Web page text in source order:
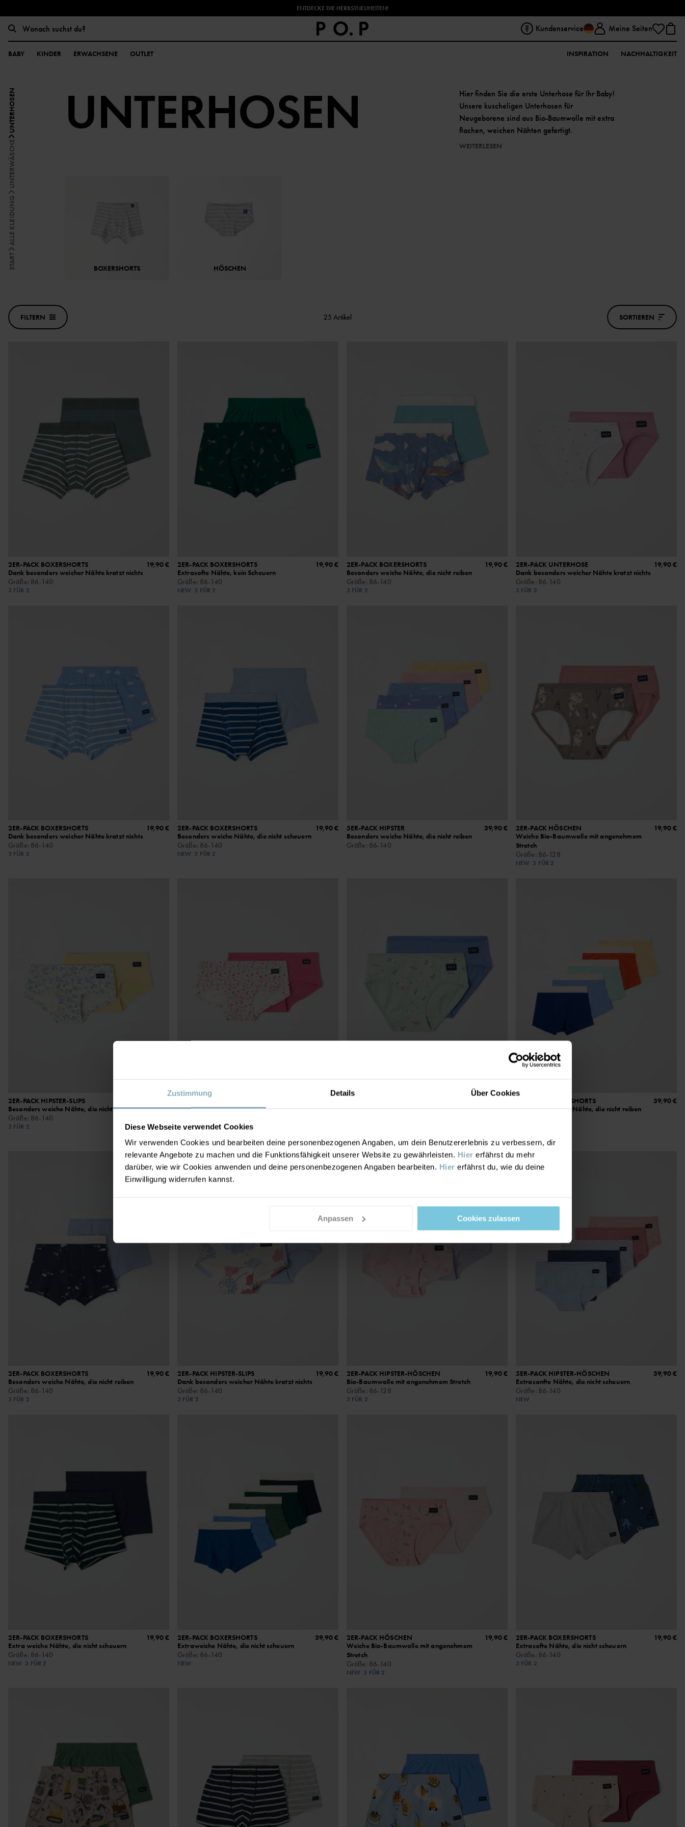
Zustimmung Details Über Cookies
Diese Webseite verwendet Cookies
Wir verwenden Cookies und bearbeiten deine personenbezogenen Angaben, um dein Benutzererlebnis zu verbessern, dir
relevante Angebote zu machen und die Funktionsfähigkeit unserer Website zu gewährleisten. Hier erfährst du mehr
darüber, wie wir Cookies anwenden und deine personenbezogenen Angaben bearbeiten. Hier erfährst du, wie du deine
Einwilligung widerrufen kannst.
Anpassen Cookies zulassen
ENTDECKE DIE HERBSTNEUHEITEN!
Kundenservice Meine Seiten
BABY KINDER ERWACHSENE OUTLET INSPIRATION NACHHALTIGKEIT
START
ALLE KLEIDUNG
UNTERWÄSCHE
UNTERHOSEN UNTERHOSEN
Hier finden Sie die erste Unterhose für Ihr Baby!
Unsere kuscheligen Unterhosen für
Neugeborene sind aus Bio-Baumwolle mit extra
flachen, weichen Nähten gefertigt.
WEITERLESEN
BOXERSHORTS HÖSCHEN
FILTERN 25 Artikel SORTIEREN
2ER-PACK BOXERSHORTS
Dank besonders weicher Nähte kratzt nichts
Größe: 86-140
3 FÜR 2
19,90 €
2ER-PACK BOXERSHORTS
Extrasofte Nähte, kein Scheuern
Größe: 86-140
NEW 3 FÜR 2
19,90 €
2ER-PACK BOXERSHORTS
Besonders weiche Nähte, die nicht reiben
Größe: 86-140
3 FÜR 2
19,90 €
2ER-PACK UNTERHOSE
Dank besonders weicher Nähte kratzt nichts
Größe: 86-140
3 FÜR 2
19,90 €
2ER-PACK BOXERSHORTS
Dank besonders weicher Nähte kratzt nichts
Größe: 86-140
3 FÜR 2
19,90 €
2ER-PACK BOXERSHORTS
Besonders weiche Nähte, die nicht scheuern
Größe: 86-140
NEW 3 FÜR 2
19,90 €
5ER-PACK HIPSTER
Besonders weiche Nähte, die nicht reiben
Größe: 86-140
39,90 €
2ER-PACK HÖSCHEN
Weiche Bio-Baumwolle mit angenehmem
Stretch
Größe: 86-128
NEW 3 FÜR 2
19,90 €
2ER-PACK HIPSTER-SLIPS
Besonders weiche Nähte, die nicht reiben
Größe: 86-140
3 FÜR 2
2ER-PACK HIPSTER-SLIPS
Dank besonders weicher Nähte kratzt nichts
3 FÜR 2
5ER-PACK BOXERSHORTS
Besonders weiche Nähte, die nicht reiben
39,90 €
2ER-PACK BOXERSHORTS
Besonders weiche Nähte, die nicht reiben
Größe: 86-140
3 FÜR 2
19,90 €
2ER-PACK HIPSTER-SLIPS
Dank besonders weicher Nähte kratzt nichts
Größe: 86-140
3 FÜR 2
19,90 €
2ER-PACK HIPSTER-HÖSCHEN
Bio-Baumwolle mit angenehmem Stretch
Größe: 86-128
3 FÜR 2
19,90 €
5ER-PACK HIPSTER-HÖSCHEN
Extrasanfte Nähte, die nicht scheuern
Größe: 86-140
NEW
39,90 €
2ER-PACK BOXERSHORTS
Extra weiche Nähte, die nicht scheuern
Größe: 86-140
NEW 3 FÜR 2
19,90 €
2ER-PACK BOXERSHORTS
Extraweiche Nähte, die nicht scheuern
Größe: 86-140
NEW
39,90 €
2ER-PACK HÖSCHEN
Weiche Bio-Baumwolle mit angenehmem
Stretch
Größe: 86-140
NEW 3 FÜR 2
19,90 €
2ER-PACK BOXERSHORTS
Extrasofte Nähte, die nicht scheuern
Größe: 86-140
3 FÜR 2
19,90 €